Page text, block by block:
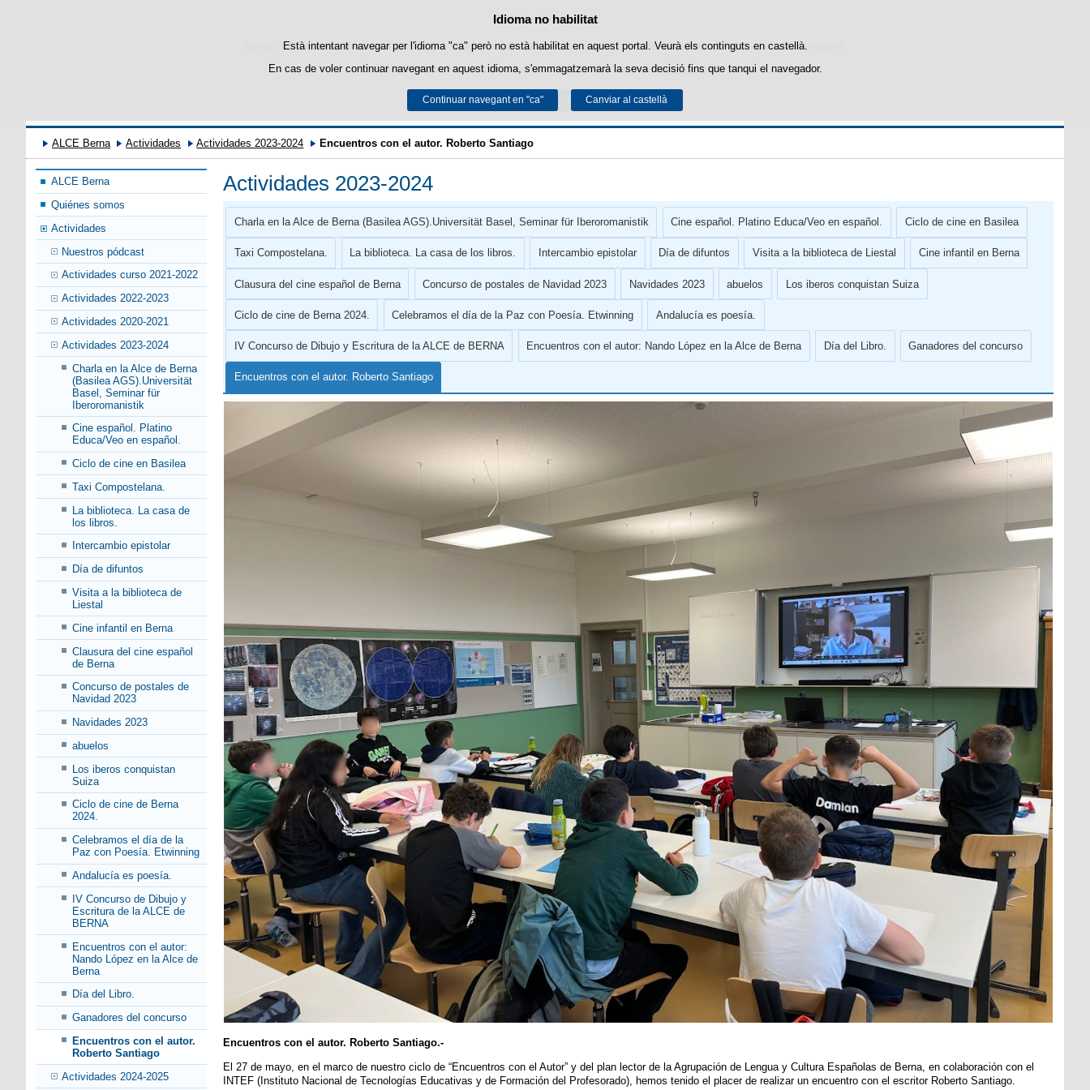
Política de cookies
Aquest lloc web utilitza cookies pròpies per facilitar la navegació i cookies de tercers per obtenir estadístiques d'ús i satisfacció.
Podeu obtenir més informació a l'apartat "Cookies" del nostreavís legal.
Acceptar Rebutjar
Idioma no habilitat
Està intentant navegar per l'idioma "ca" però no està habilitat en aquest portal. Veurà els continguts en castellà.
En cas de voler continuar navegant en aquest idioma, s'emmagatzemarà la seva decisió fins que tanqui el navegador.
Continuar navegant en "ca" Canviar al castellà
Passar al contingut
ALCE-Berna
ALCE Berna Actividades Actividades 2023-2024 Encuentros con el autor. Roberto Santiago
ALCE Berna
Quiénes somos
Actividades
Nuestros pódcast
Actividades curso 2021-2022
Actividades 2022-2023
Actividades 2020-2021
Actividades 2023-2024
Charla en la Alce de Berna
(Basilea AGS).Universität
Basel, Seminar für
Iberoromanistik
Cine español. Platino
Educa/Veo en español.
Ciclo de cine en Basilea
Taxi Compostelana.
La biblioteca. La casa de
los libros.
Intercambio epistolar
Día de difuntos
Visita a la biblioteca de
Liestal
Cine infantil en Berna
Clausura del cine español
de Berna
Concurso de postales de
Navidad 2023
Navidades 2023
abuelos
Los iberos conquistan
Suiza
Ciclo de cine de Berna
2024.
Celebramos el día de la
Paz con Poesía. Etwinning
Andalucía es poesía.
IV Concurso de Dibujo y
Escritura de la ALCE de
BERNA
Encuentros con el autor:
Nando López en la Alce de
Berna
Día del Libro.
Ganadores del concurso
Encuentros con el autor.
Roberto Santiago
Actividades 2024-2025
Actividades 2023-2024
Charla en la Alce de Berna (Basilea AGS).Universität Basel, Seminar für Iberoromanistik Cine español. Platino Educa/Veo en español. Ciclo de cine en Basilea
Taxi Compostelana. La biblioteca. La casa de los libros. Intercambio epistolar Día de difuntos Visita a la biblioteca de Liestal Cine infantil en Berna
Clausura del cine español de Berna Concurso de postales de Navidad 2023 Navidades 2023 abuelos Los iberos conquistan Suiza
Ciclo de cine de Berna 2024. Celebramos el día de la Paz con Poesía. Etwinning Andalucía es poesía.
IV Concurso de Dibujo y Escritura de la ALCE de BERNA Encuentros con el autor: Nando López en la Alce de Berna Día del Libro. Ganadores del concurso
Encuentros con el autor. Roberto Santiago
Encuentros con el autor. Roberto Santiago.-
El 27 de mayo, en el marco de nuestro ciclo de “Encuentros con el Autor” y del plan lector de la Agrupación de Lengua y Cultura Españolas de Berna, en colaboración con el
INTEF (Instituto Nacional de Tecnologías Educativas y de Formación del Profesorado), hemos tenido el placer de realizar un encuentro con el escritor Roberto Santiago.